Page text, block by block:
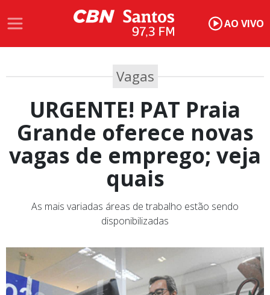
AO VIVO
Vagas
URGENTE! PAT Praia
Grande oferece novas
vagas de emprego; veja
quais
As mais variadas áreas de trabalho estão sendo
disponibilizadas